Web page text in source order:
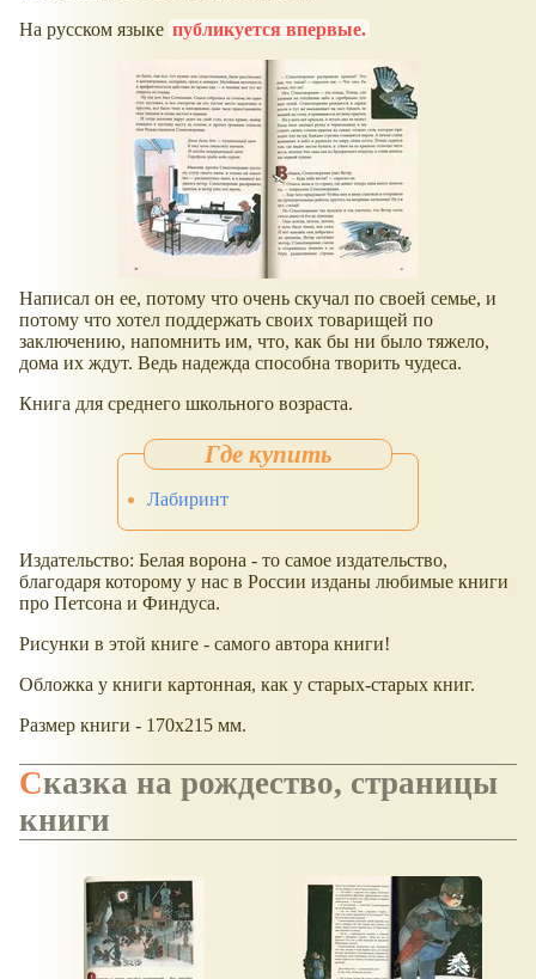
На русском языке публикуется впервые.
Написал он ее, потому что очень скучал по своей семье, и
потому что хотел поддержать своих товарищей по
заключению, напомнить им, что, как бы ни было тяжело,
дома их ждут. Ведь надежда способна творить чудеса.
Книга для среднего школьного возраста.
Лабиринт
Издательство: Белая ворона - то самое издательство,
благодаря которому у нас в России изданы любимые книги
про Петсона и Финдуса.
Рисунки в этой книге - самого автора книги!
Обложка у книги картонная, как у старых-старых книг.
Размер книги - 170х215 мм.
Сказка на рождество, страницы
книги